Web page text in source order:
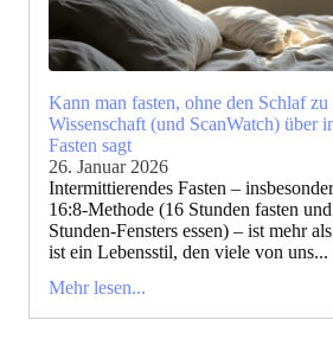
Kann man fasten, ohne den Schlaf
Wissenschaft (und ScanWatch) über
Fasten sagt
26. Januar 2026
Intermittierendes Fasten –
16:8-Methode (16 Stunden fasten
Stunden-Fensters essen) – ist mehr
ist ein Lebensstil, den viele von uns...
Mehr lesen...